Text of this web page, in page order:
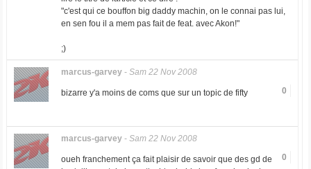
"c'est qui ce bouffon big daddy machin, on le connai pas lui,
en sen fou il a mem pas fait de feat. avec Akon!"
;)
marcus-garvey- Sam 22 Nov 2008
0
bizarre y'a moins de coms que sur un topic de fifty
marcus-garvey- Sam 22 Nov 2008
0
oueh franchement ça fait plaisir de savoir que des gd de